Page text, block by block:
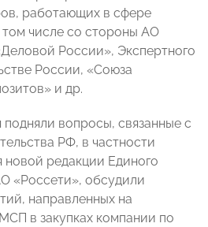
работающих в сфере
том числе со стороны АО
России», Экспертного
России, «Союза
и др.
вопросы, связанные с
РФ, в частности
редакции Единого
«Россети», обсудили
направленных на
в закупках компании по